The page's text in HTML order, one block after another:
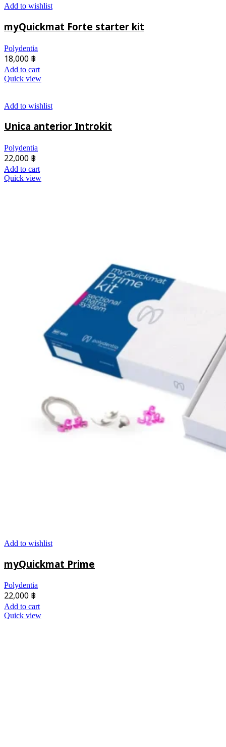
Add to wishlist
myQuickmat Forte starter kit
Polydentia
18,000 ฿
Add to cart
Quick view
Add to wishlist
Unica anterior Introkit
Polydentia
22,000 ฿
Add to cart
Quick view
Add to wishlist
myQuickmat Prime
Polydentia
22,000 ฿
Add to cart
Quick view